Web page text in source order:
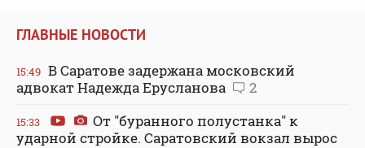
ГЛАВНЫЕ НОВОСТИ
15:49 В Саратове задержана московский
адвокат Надежда Ерусланова
2
15:33
От "буранного полустанка" к
ударной стройке. Саратовский вокзал вырос